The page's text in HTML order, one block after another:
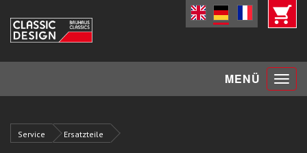
MENÜ Toggle
Service Ersatzteile